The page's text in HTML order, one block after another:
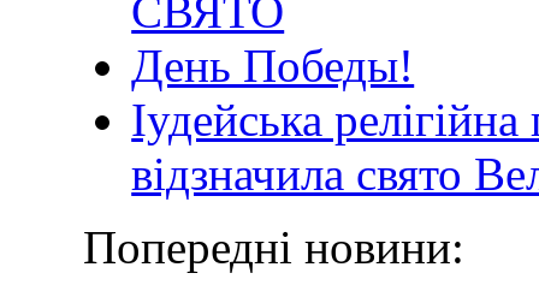
СВЯТО
День Победы!
Іудейська
відзначила свято
Попередні новини: